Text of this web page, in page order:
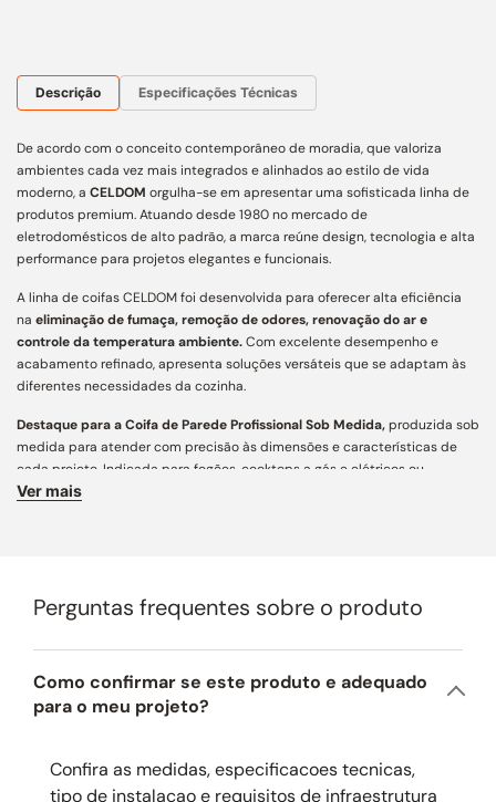
Descrição Especificações Técnicas
De acordo com o conceito contemporâneo de moradia, que valoriza
ambientes cada vez mais integrados e alinhados ao estilo de vida
moderno, a CELDOM orgulha-se em apresentar uma sofisticada linha de
produtos premium. Atuando desde 1980 no mercado de
eletrodomésticos de alto padrão, a marca reúne design, tecnologia e alta
performance para projetos elegantes e funcionais.
A linha de coifas CELDOM foi desenvolvida para oferecer alta eficiência
na eliminação de fumaça, remoção de odores, renovação do ar e
controle da temperatura ambiente.Com excelente desempenho e
acabamento refinado, apresenta soluções versáteis que se adaptam às
diferentes necessidades da cozinha.
Destaque para a Coifa de Parede Profissional Sob Medida,produzida sob
medida para atender com precisão às dimensões e características de
cada projeto. Indicada para fogões, cooktops a gás e elétricos ou
rangetops, assegura captação eficiente de fumaça e odores, aliando
Acabamento e Design:desenvolvida com mais de 160 variações
para integração arquitetônica aos mais diversos projetos. Fabricada em
aço carbono de alta resistência e pintura especial em diferentes cores,
une estética atemporal, acabamento refinado e longa vida útil.
do seu projeto, com altura máxima de 110 cm, largura de até 130 cm e
profundidade máxima de 70 cm para coifas de parede ou 80 cm para
Ver mais
Perguntas frequentes sobre o produto
Como confirmar se este produto e adequado
para o meu projeto?
Confira as medidas, especificacoes tecnicas,
tipo de instalacao e requisitos de infraestrutura